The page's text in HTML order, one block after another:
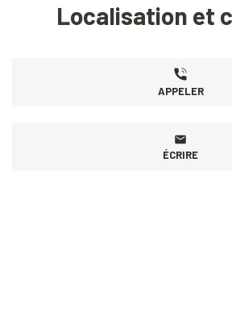
Localisation et
APPELER
ÉCRIRE